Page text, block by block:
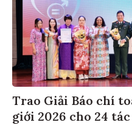
Trao Giải Báo chí
giới 2026 cho 24